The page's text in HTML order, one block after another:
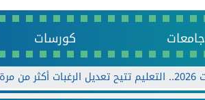
جامعات كورسات